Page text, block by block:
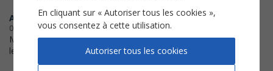
Anne
05-05-2023
Merci infiniment! C'est merveilleux
les partitions digitales!
En cliquant sur « Autoriser tous les cookies »,
vous consentez à cette utilisation.
Autoriser tous les cookies